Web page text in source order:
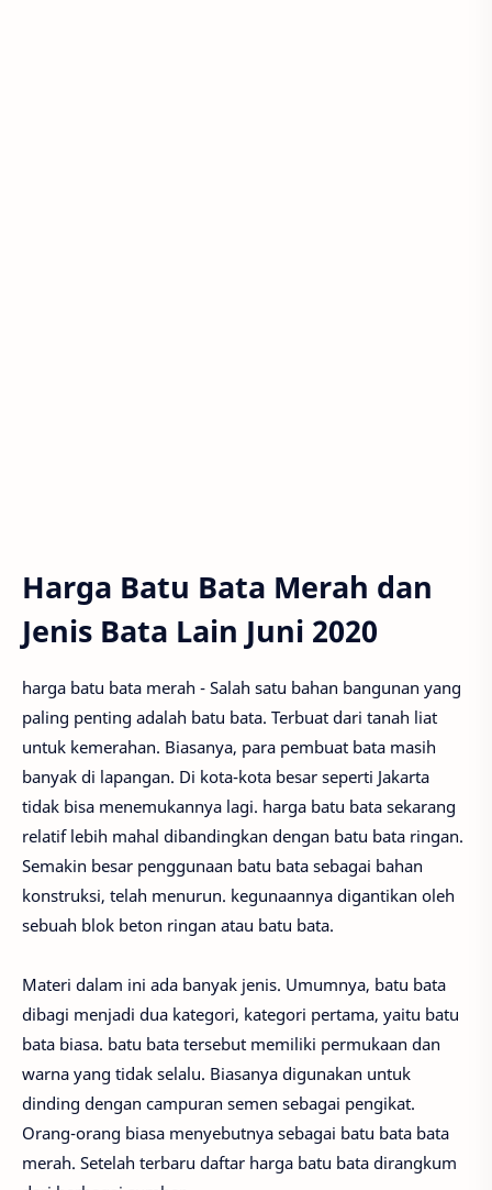
Harga Batu Bata Merah dan
Jenis Bata Lain Juni 2020
harga batu bata merah - Salah satu bahan bangunan yang
paling penting adalah batu bata. Terbuat dari tanah liat
untuk kemerahan. Biasanya, para pembuat bata masih
banyak di lapangan. Di kota-kota besar seperti Jakarta
tidak bisa menemukannya lagi. harga batu bata sekarang
relatif lebih mahal dibandingkan dengan batu bata ringan.
Semakin besar penggunaan batu bata sebagai bahan
konstruksi, telah menurun. kegunaannya digantikan oleh
sebuah blok beton ringan atau batu bata.
Materi dalam ini ada banyak jenis. Umumnya, batu bata
dibagi menjadi dua kategori, kategori pertama, yaitu batu
bata biasa. batu bata tersebut memiliki permukaan dan
warna yang tidak selalu. Biasanya digunakan untuk
dinding dengan campuran semen sebagai pengikat.
Orang-orang biasa menyebutnya sebagai batu bata bata
merah. Setelah terbaru daftar harga batu bata dirangkum